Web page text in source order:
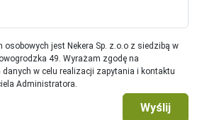
jest Nekera Sp. z.o.o z siedzibą w
49. Wyrażam zgodę na
w celu realizacji zapytania i kontaktu
Administratora.
Wyślij